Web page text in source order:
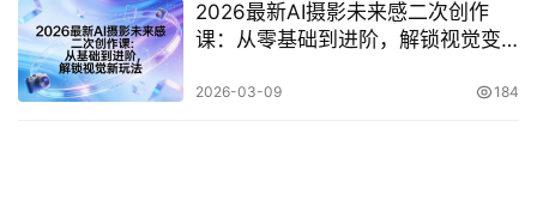
2026最新AI摄影未来感二次创作
课：从零基础到进阶，解锁视觉变
2026-03-09 184